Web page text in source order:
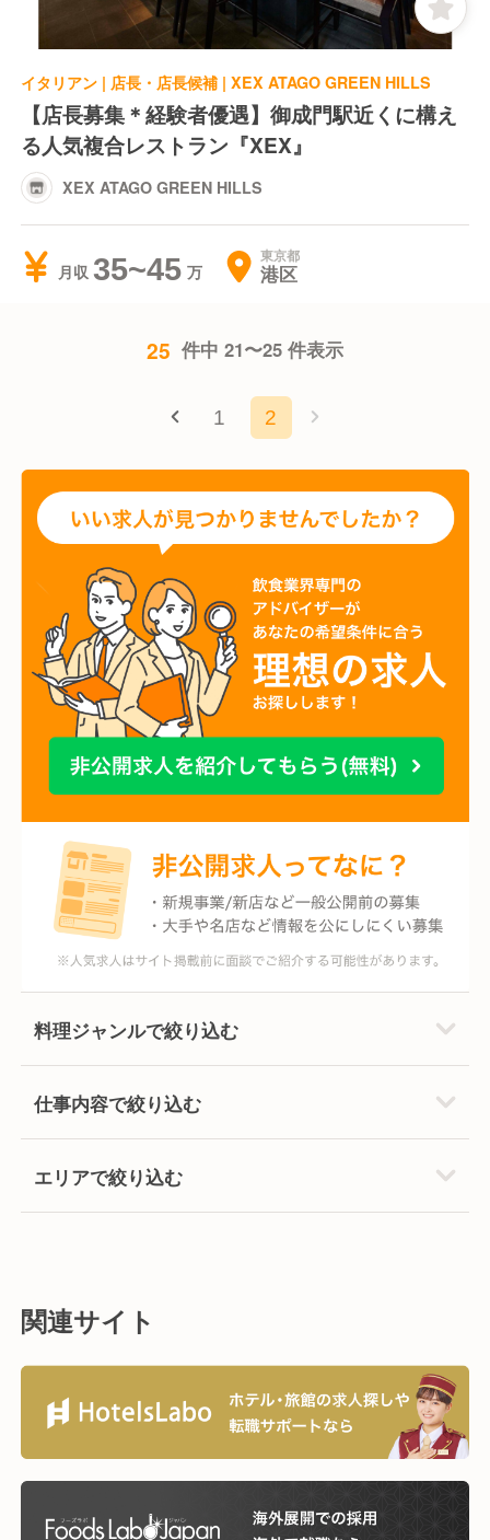
イタリアン | 店長・店長候補 | XEX ATAGO GREEN HILLS
【店長募集＊経験者優遇】御成門駅近くに構え
る人気複合レストラン『XEX』
XEX ATAGO GREEN HILLS
月収 35~45 東京都
港区
25 件中 21〜25 件表示
1 2
料理ジャンルで絞り込む
仕事内容で絞り込む
エリアで絞り込む
関連サイト